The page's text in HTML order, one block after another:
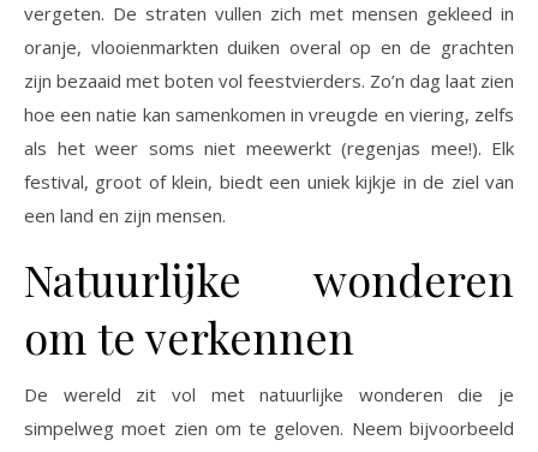
vergeten. De straten vullen zich met mensen gekleed in
oranje, vlooienmarkten duiken overal op en de grachten
zijn bezaaid met boten vol feestvierders. Zo’n dag laat zien
hoe een natie kan samenkomen in vreugde en viering, zelfs
als het weer soms niet meewerkt (regenjas mee!). Elk
festival, groot of klein, biedt een uniek kijkje in de ziel van
een land en zijn mensen.
Natuurlijke wonderen
om te verkennen
De wereld zit vol met natuurlijke wonderen die je
simpelweg moet zien om te geloven. Neem bijvoorbeeld